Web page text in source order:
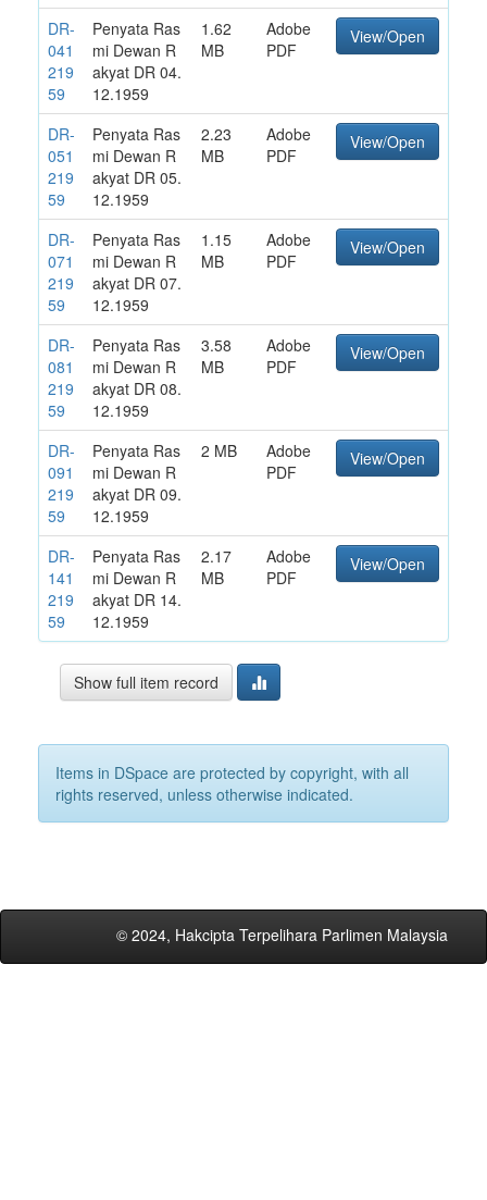
DR-
041
219
59
Penyata Ras
mi Dewan R
akyat DR 04.
12.1959
1.62
MB
Adobe
PDF
View/Open
DR-
051
219
59
Penyata Ras
mi Dewan R
akyat DR 05.
12.1959
2.23
MB
Adobe
PDF
View/Open
DR-
071
219
59
Penyata Ras
mi Dewan R
akyat DR 07.
12.1959
1.15
MB
Adobe
PDF
View/Open
DR-
081
219
59
Penyata Ras
mi Dewan R
akyat DR 08.
12.1959
3.58
MB
Adobe
PDF
View/Open
DR-
091
219
59
Penyata Ras
mi Dewan R
akyat DR 09.
12.1959
2 MB
Adobe
PDF
View/Open
DR-
141
219
59
Penyata Ras
mi Dewan R
akyat DR 14.
12.1959
2.17
MB
Adobe
PDF
View/Open
Show full item record
Items in DSpace are protected by copyright, with all
rights reserved, unless otherwise indicated.
© 2024, Hakcipta Terpelihara Parlimen Malaysia